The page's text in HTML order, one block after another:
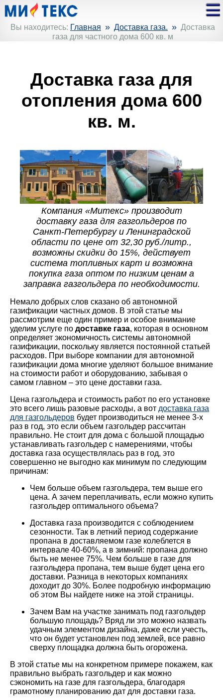
Вы находитесь: Главная » Доставка газа. » Доставка
газа для частного дома 600 кв. м
Доставка газа для
отопления дома 600
кв. м.
Компания «Митекс» производит
доставку газа для газгольдеров по
Санкт-Петербургу и Ленинградской
области по цене от 32,30 руб./литр.,
возможны скидки до 15%, действует
система топливных карт и возможна
покупка газа оптом по низким ценам а
заправка газгольдера по необходимости.
Немало добрых слов сказано об автономной
газификации частных домов. В этой статье мы
рассмотрим еще один пример и особое внимание
уделим услуге по доставке газа, которая в основном
определяет экономичность системы автономной
газификации, поскольку является постоянной статьей
расходов. При выборе компании для автономной
газификации дома многие уделяют большое внимание
на стоимости работ и оборудованию, забывая о
самом главном – это цене доставки газа.
Цена газгольдера и стоимость работ по его установке
это всего лишь разовые расходы, а вот доставка газа
для газгольдеров будет производиться не менее 3-х
раз в год, это если объем газгольдер рассчитан
правильно. Не стоит для дома с большой площадью
устанавливать газгольдер с намерениями, чтобы
доставка газа осуществлялась раз в год, это
совершенно не выгодно как минимум по следующим
причинам:
Чем больше объем газгольдера, тем выше его
цена. А зачем переплачивать, если можно купить
газгольдер оптимального объема?
Доставка газа производится с соблюдением
сезонности. Так в летний период содержание
пропана в доставляемом газе колеблется в
интервале 40-60%, а в зимний: пропана должно
быть не менее 75%. Чем больше в газе для
газгольдера пропана, тем выше будет цена его
доставки. Разница в некоторых компаниях
доходит до 30%. Более подробную информацию
об этом Вы найдете ниже на этой страницы.
Зачем Вам на участке занимать под газгольдер
большую площадь? Вряд ли это можно назвать
удачным элементом дизайна, даже если учесть,
что он будет установлен под землей, все равно
сверху площадка должна быть огорожена.
В этой статье мы на конкретном примере покажем, как
правильно выбрать газгольдер и как можно
сэкономить на газе для газгольдера, благодаря
грамотному планированию дат для доставки газа.